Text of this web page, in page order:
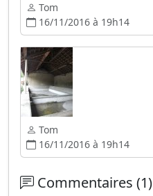
Tom
16/11/2016 à 19h14
Tom
16/11/2016 à 19h14
Commentaires (1)